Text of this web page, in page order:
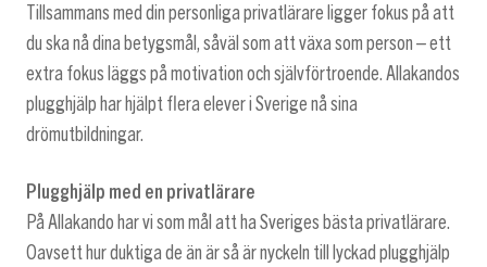
Tillsammans med din personliga privatlärare ligger fokus på att
du ska nå dina betygsmål, såväl som att växa som person – ett
extra fokus läggs på motivation och självförtroende. Allakandos
plugghjälp har hjälpt flera elever i Sverige nå sina
drömutbildningar.
Plugghjälp med en privatlärare
På Allakando har vi som mål att ha Sveriges bästa privatlärare.
Oavsett hur duktiga de än är så är nyckeln till lyckad plugghjälp